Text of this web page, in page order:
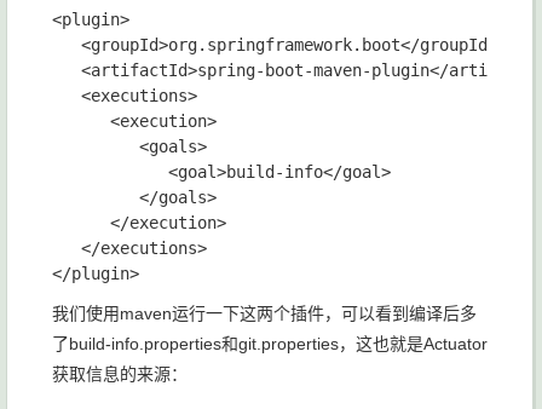
<plugin>
   <groupId>org.springframework.boot</groupId>
<artifactId>spring-boot-maven-plugin</
   <executions>
      <execution>
         <goals>
            <goal>build-info</goal>
         </goals>
      </execution>
   </executions>
我们使用maven运行一下这两个插件，可以看到编译后多
了build-info.properties和git.properties，这也就是Actuator
获取信息的来源：